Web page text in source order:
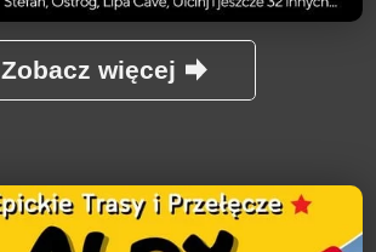
Zobacz więcej